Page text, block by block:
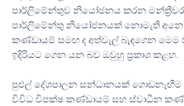
පාර්ලිමේන්තුව නියෝජනය කරන
පාර්ලිමේන්තු නියෝජනයක් නොමැති
කණ්ඩායම් සමඟ ද අත්වැල් බැඳගෙන මෙම
ඉදිරියට ගෙන යන බව ඔවුහු ප්‍රකාශ කළහ.
පුළුල් දේශපාලන සන්ධානයක්
විවිධ විපක්ෂ කණ්ඩායම් සහ ස්වාධීන